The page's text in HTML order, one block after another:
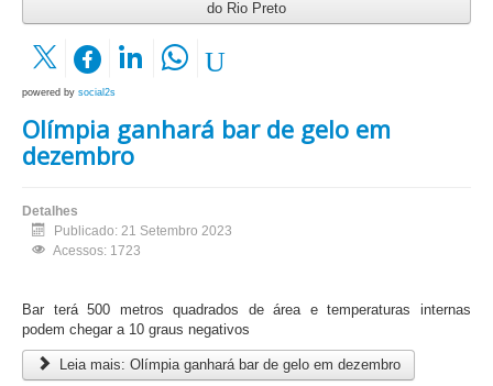
do Rio Preto
powered by social2s
Olímpia ganhará bar de gelo em
dezembro
Detalhes
Publicado: 21 Setembro 2023
Acessos: 1723
Bar terá 500 metros quadrados de área e temperaturas internas
podem chegar a 10 graus negativos
Leia mais: Olímpia ganhará bar de gelo em dezembro